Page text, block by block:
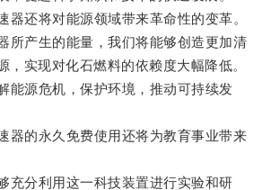
还将对能源领域带来革命性的变革。
产生的能量，我们将能够创造更加清
，实现对化石燃料的依赖度大幅降低。
源危机，保护环境，推动可持续发
的永久免费使用还将为教育事业带来
分利用这一科技装置进行实验和研